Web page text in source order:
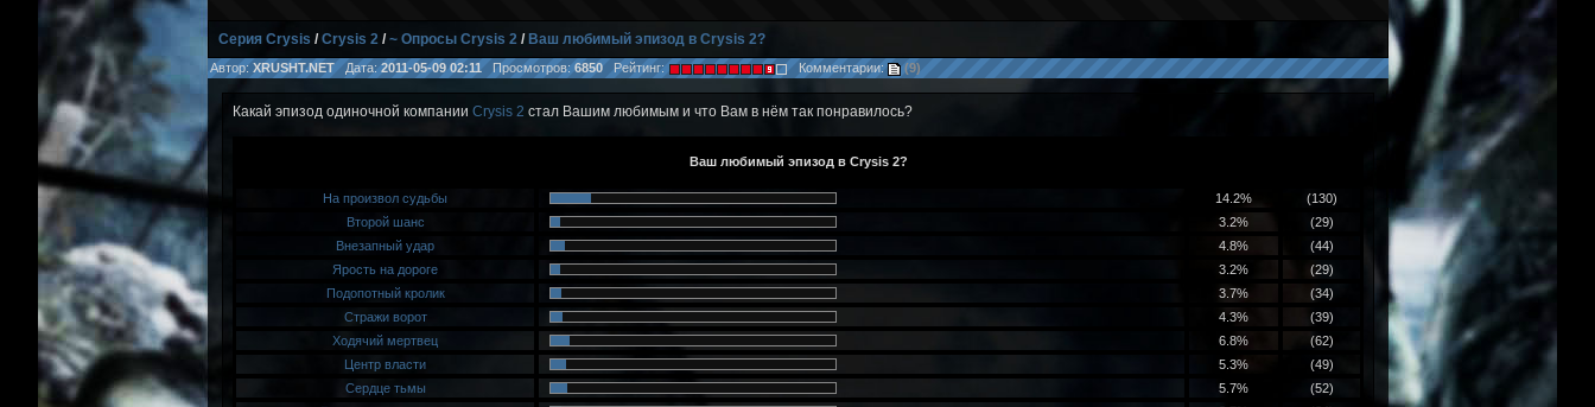
Серия Crysis /Crysis 2/~ Опросы Crysis 2/ Ваш любимый эпизод в Crysis 2?
Автор: XRUSHT.NETДата:2011-05-09 02:11Просмотров:6850Рейтинг: Комментарии: (9)
Какай эпизод одиночной компании Crysis 2 стал Вашим любимым и что Вам в нём так понравилось?